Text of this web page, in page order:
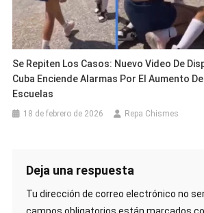
Se Repiten Los Casos: Nuevo Video De
Cuba Enciende Alarmas Por El Aumento
Escuelas
18 de febrero de 2026 Repa Chismes
Deja una respuesta
Tu dirección de correo electrónico no